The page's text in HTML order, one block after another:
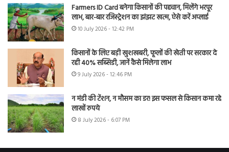
Farmers ID Card बनेगा किसानों की पहचान, मिलेंगे भरपूर
लाभ, बार-बार रजिस्ट्रेशन का झंझट खत्म, ऐसे करें अप्लाई
10 July 2026 - 12:42 PM
किसानों के लिए बड़ी खुशखबरी, फूलों की खेती पर सरकार दे
रही 40% सब्सिडी, जानें कैसे मिलेगा लाभ
9 July 2026 - 12:46 PM
न मंडी की टेंशन, न मौसम का डर! इस फसल से किसान कमा रहे
लाखों रुपये
8 July 2026 - 6:07 PM